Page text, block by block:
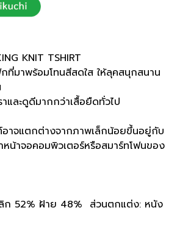
KNIT TSHIRT
ที่มาพร้อมโทนสีสดใส ให้ลุคสนุกสนาน
และดูดีมากกว่าเสื้อยืดทั่วไป
จแตกต่างจากภาพเล็กน้อยขึ้นอยู่กับ
หน้าจอคอมพิวเตอร์หรือสมาร์ทโฟนของ
ลิก 52% ฝ้าย 48% ส่วนตกแต่ง: หนัง